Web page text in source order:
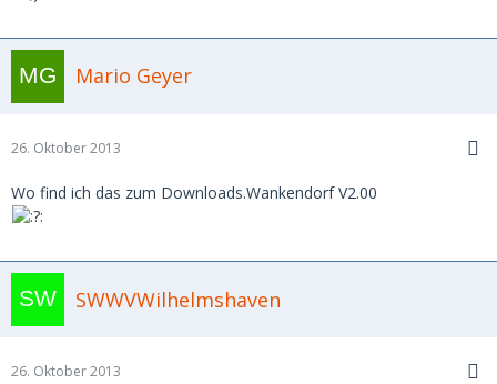
Mario Geyer
26. Oktober 2013
Wo find ich das zum Downloads.Wankendorf V2.00
SWWVWilhelmshaven
26. Oktober 2013